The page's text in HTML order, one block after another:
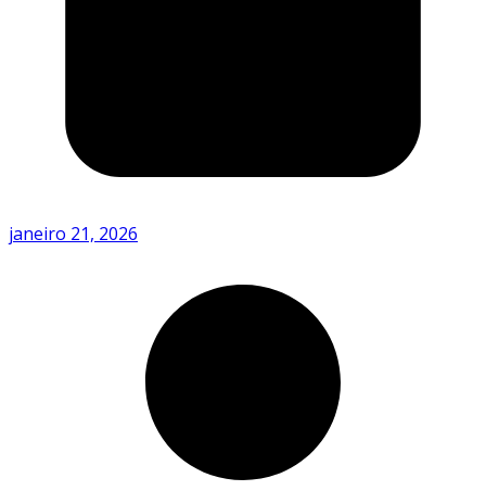
janeiro 21, 2026